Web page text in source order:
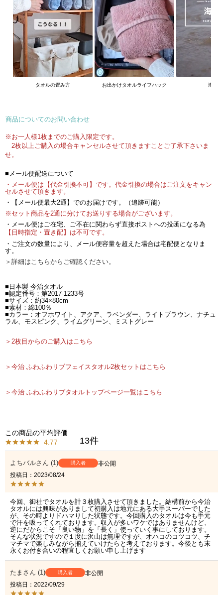
タオルの畳み方 お出かけタオルライフハック 海の日
商品についてのお問い合わせ
※お一人様1枚までのご購入限定です。
2枚以上ご購入の場合キャンセルさせて頂きますことご了承下さいま
せ。
■メール便配送について
・メール便は【代金引換不可】です。代金引換の場合はご注文をキャン
セルさせて頂きます。
・【メール便最大2通】でのお届けです。（追跡可能）
※セット商品を2通に分けてお送りする場合がございます。
・メール便はご在宅、ご不在に関わらず直接ポストへの投函になる為
【日時指定・置き配】は不可です。
・ご注文の数量により、メール便容量を超えた場合は宅配便となりま
す。
＞詳細はこちらからご確認ください。
■日本製 今治タオル
■認定番号：第2017-1233号
■サイズ：約34×80cm
■素材：綿100％
■カラー：オフホワイト、アクア、ラベンダー、ライトブラウン、ナチュ
ラル、モスピンク、ライムグリーン、ミストグレー
＞2枚目からのご購入はこちら
＞今治 ふわふわリブフェイスタオル2枚セットはこちら
＞今治 ふわふわリブタオルトップページ一覧はこちら
4.77 13
よちバル 1 購入者
非公開
投稿日
2023/08/24
今回、御社でタオルを計３枚購入させて頂きました。結構前から今治
タオルには興味がありまして初購入は地元にある大手スーパーでした
が、その時よりドハマりした状態です。今回購入のタオルは今も手元
で汗を吸ってくれております。収入が多いワケではありませんけど、
逆にだからこそ「良い物」を「長く」使っていく事にしております。
そんな状況ですので１度に沢山は無理ですが、オハコのコツコツ、チ
マチマで楽しみながら揃えていけたらと考えております。今後とも末
永くお付き合いの程宜しくお願い申し上げます
たま 1 購入者
非公開
投稿日
2022/09/29